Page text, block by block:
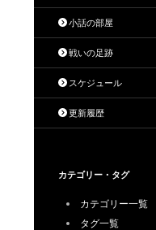
小話の部屋
戦いの足跡
スケジュール
更新履歴
カテゴリー・タグ
カテゴリー一覧
タグ一覧